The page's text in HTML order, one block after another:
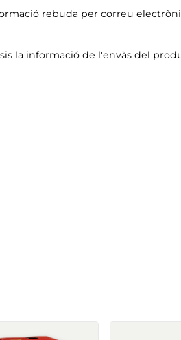
rebuda per correu
la informació de l'envàs del